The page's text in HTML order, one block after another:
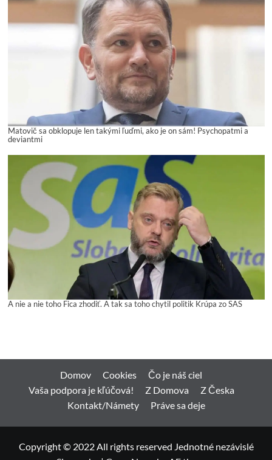
Matovič sa obklopuje len takými ľuďmi, ako je on sám! Psychopatmi a
deviantmi
A nie a nie toho Fica zhodiť. A tak sa toho chytil politik Krúpa zo SAS
Domov Cookies
Čo je náš ciel
Vaša podpora je kľúčová!
Z Domova
Z Česka
Kontakt/Námety
Práve sa deje
Copyright © 2022 All rights reserved Jednotné nezávislé